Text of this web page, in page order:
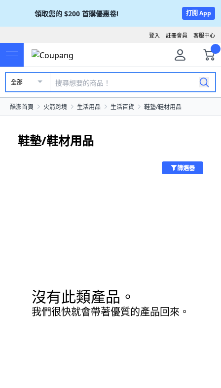
領取您的 $200 首購優惠卷! 打開 App
客服中心
註冊會員
登入
全部
酷澎首頁 火箭跨境 生活用品 生活百貨 鞋墊/鞋材用品
鞋墊/鞋材用品
篩選器
沒有此類產品。
我們很快就會帶著優質的產品回來。